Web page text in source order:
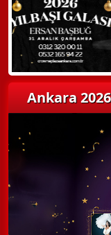
Detaylı
Ankara